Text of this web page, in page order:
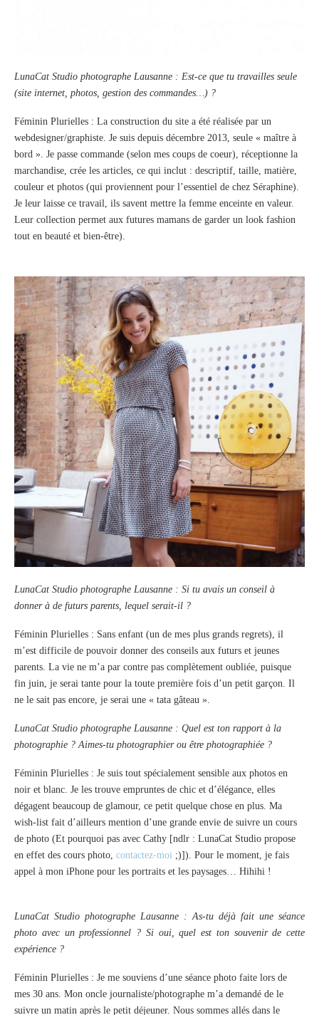
LunaCat Studio photographe Lausanne : Est-ce que tu travailles seule
(site internet, photos, gestion des commandes…) ?
Féminin Plurielles : La construction du site a été réalisée par un
webdesigner/graphiste. Je suis depuis décembre 2013, seule « maître à
bord ». Je passe commande (selon mes coups de coeur), réceptionne la
marchandise, crée les articles, ce qui inclut : descriptif, taille, matière,
couleur et photos (qui proviennent pour l’essentiel de chez Séraphine).
Je leur laisse ce travail, ils savent mettre la femme enceinte en valeur.
Leur collection permet aux futures mamans de garder un look fashion
tout en beauté et bien-être).
LunaCat Studio photographe Lausanne : Si tu avais un conseil à
donner à de futurs parents, lequel serait-il ?
Féminin Plurielles : Sans enfant (un de mes plus grands regrets), il
m’est difficile de pouvoir donner des conseils aux futurs et jeunes
parents. La vie ne m’a par contre pas complètement oubliée, puisque
fin juin, je serai tante pour la toute première fois d’un petit garçon. Il
ne le sait pas encore, je serai une « tata gâteau ».
LunaCat Studio photographe Lausanne : Quel est ton rapport à la
photographie ? Aimes-tu photographier ou être photographiée ?
Féminin Plurielles : Je suis tout spécialement sensible aux photos en
noir et blanc. Je les trouve empruntes de chic et d’élégance, elles
dégagent beaucoup de glamour, ce petit quelque chose en plus. Ma
wish-list fait d’ailleurs mention d’une grande envie de suivre un cours
de photo (Et pourquoi pas avec Cathy [ndlr : LunaCat Studio propose
en effet des cours photo, contactez-moi ;)]). Pour le moment, je fais
appel à mon iPhone pour les portraits et les paysages… Hihihi !
LunaCat Studio photographe Lausanne : As-tu déjà fait une séance
photo avec un professionnel ? Si oui, quel est ton souvenir de cette
expérience ?
Féminin Plurielles : Je me souviens d’une séance photo faite lors de
mes 30 ans. Mon oncle journaliste/photographe m’a demandé de le
suivre un matin après le petit déjeuner. Nous sommes allés dans le